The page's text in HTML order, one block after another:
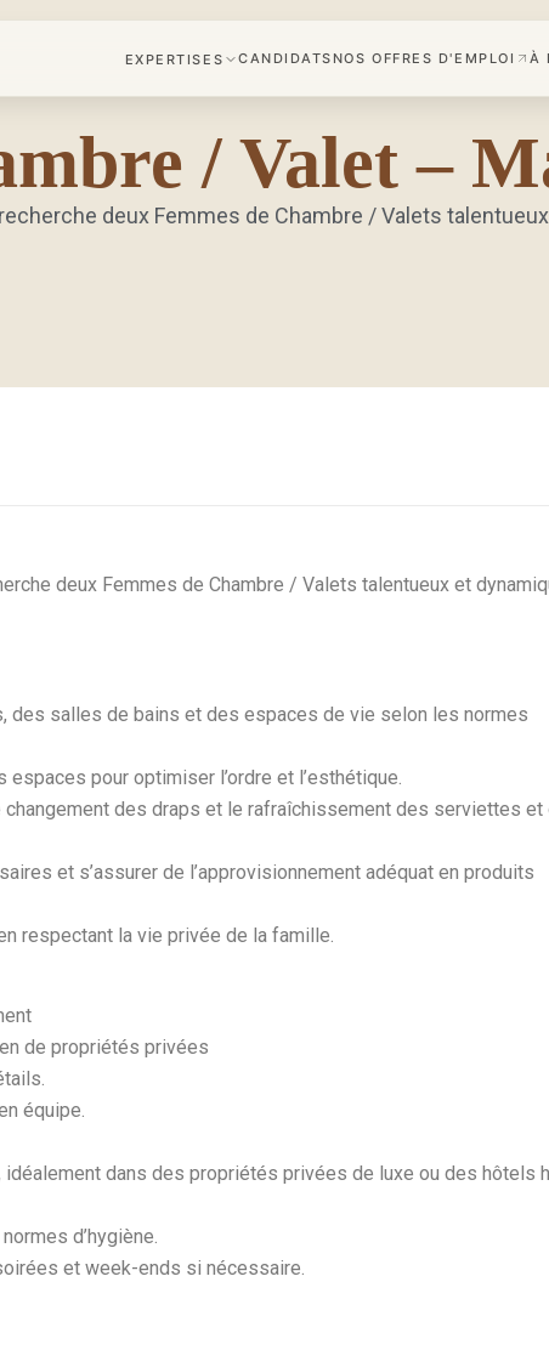
EXPERTISES
RESTAURATION
CANDIDATS NOS OFFRES D'EMPLOI À
/ Valet –
deux Femmes de Chambre / Valets
deux Femmes de Chambre / Valets talentueux et
des salles de bains et des espaces de vie selon les normes
pour optimiser l’ordre et l’esthétique.
changement des draps et le rafraîchissement des serviettes et
et s’assurer de l’approvisionnement adéquat en produits
respectant la vie privée de la famille.
de propriétés privées
équipe.
dans des propriétés privées de luxe ou des hôtels
d’hygiène.
et week-ends si nécessaire.